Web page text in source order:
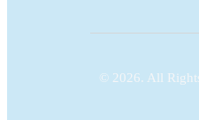
© 2026. All